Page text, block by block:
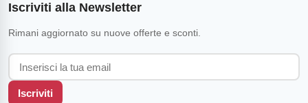
Iscriviti alla Newsletter
Rimani aggiornato su nuove offerte e sconti.
Iscriviti